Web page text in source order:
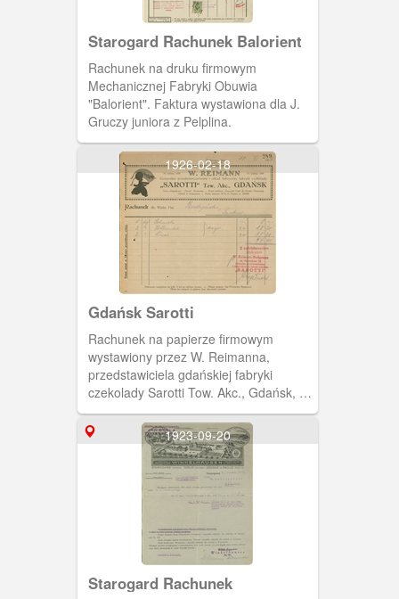
Starogard Rachunek Balorient
Rachunek na druku firmowym
Mechanicznej Fabryki Obuwia
"Balorient". Faktura wystawiona dla J.
Gruczy juniora z Pelplina.
1926-02-18
Gdańsk Sarotti
Rachunek na papierze firmowym
wystawiony przez W. Reimanna,
przedstawiciela gdańskiej fabryki
czekolady Sarotti Tow. Akc., Gdańsk, w
Bydgoszczy. Właścicielem firmy był
Anton Kanold, szwedzki potentat w
branży cukierniczej. Po wojnie, w 1949,
zakłady upaństwowiono (od 1951
działały jako Zakłady Przemysłu
Cukierniczego Bałtyk).
1923-09-20
Starogard Rachunek